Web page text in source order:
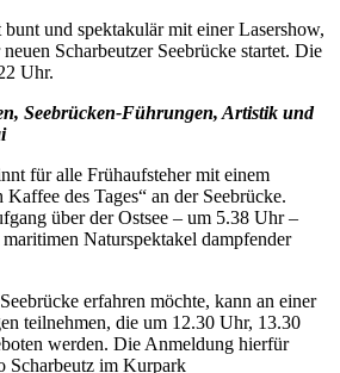
und spektakulär mit einer Lasershow,
Scharbeutzer Seebrücke startet. Die
Uhr.
Seebrücken-Führungen, Artistik und
für alle Frühaufsteher mit einem
des Tages“ an der Seebrücke.
über der Ostsee – um 5.38 Uhr –
Naturspektakel dampfender
erfahren möchte, kann an einer
teilnehmen, die um 12.30 Uhr, 13.30
werden. Die Anmeldung hierfür
Scharbeutz im Kurpark